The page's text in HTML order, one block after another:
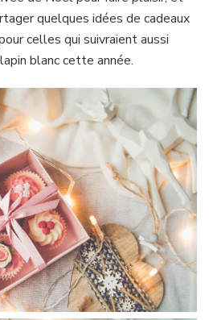
quelques idées de cadeaux
celles qui suivraient aussi
blanc cette année.